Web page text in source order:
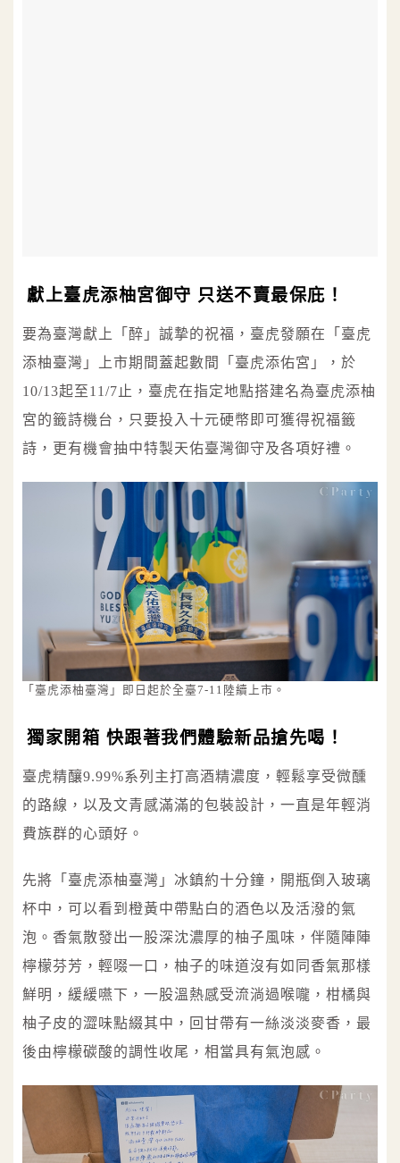
獻上臺虎添柚宮御守 只送不賣最保庇！
要為臺灣獻上「醉」誠摯的祝福，臺虎發願在「臺虎
添柚臺灣」上市期間蓋起數間「臺虎添佑宮」，於
10/13起至11/7止，臺虎在指定地點搭建名為臺虎添柚
宮的籤詩機台，只要投入十元硬幣即可獲得祝福籤
詩，更有機會抽中特製天佑臺灣御守及各項好禮。
「臺虎添柚臺灣」即日起於全臺7-11陸續上市。
獨家開箱 快跟著我們體驗新品搶先喝！
臺虎精釀9.99%系列主打高酒精濃度，輕鬆享受微醺
的路線，以及文青感滿滿的包裝設計，一直是年輕消
費族群的心頭好。
先將「臺虎添柚臺灣」冰鎮約十分鐘，開瓶倒入玻璃
杯中，可以看到橙黃中帶點白的酒色以及活潑的氣
泡。香氣散發出一股深沈濃厚的柚子風味，伴隨陣陣
檸檬芬芳，輕啜一口，柚子的味道沒有如同香氣那樣
鮮明，緩緩嚥下，一股溫熱感受流淌過喉嚨，柑橘與
柚子皮的澀味點綴其中，回甘帶有一絲淡淡麥香，最
後由檸檬碳酸的調性收尾，相當具有氣泡感。